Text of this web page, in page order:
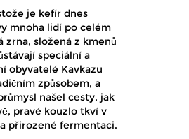
je kefír dnes
mnoha lidí po celém
zrna, složená z kmenů
speciální a
obyvatelé Kavkazu
způsobem, a
našel cesty, jak
pravé kouzlo tkví v
přirozené fermentaci.